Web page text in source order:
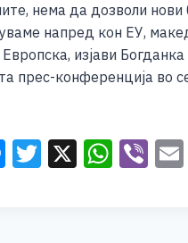
нема да дозволи нови
напред кон ЕУ,
изјави
прес-конференција во
M T X W Vi